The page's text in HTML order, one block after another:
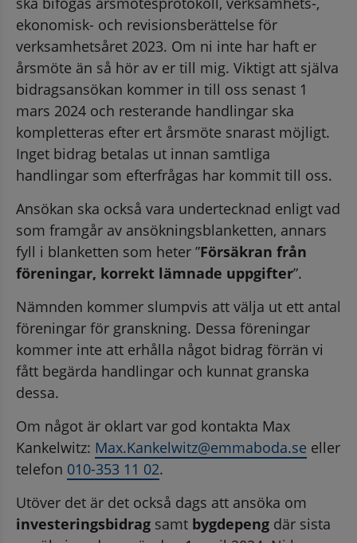
ekonomisk- och revisionsberättelse för
verksamhetsåret 2023. Om ni inte har haft er
årsmöte än så hör av er till mig. Viktigt att själva
bidragsansökan kommer in till oss senast 1
mars 2024 och resterande handlingar ska
kompletteras efter ert årsmöte snarast möjligt.
Inget bidrag betalas ut innan samtliga
handlingar som efterfrågas har kommit till oss.
Ansökan ska också vara undertecknad enligt vad
som framgår av ansökningsblanketten, annars
fyll i blanketten som heter ”Försäkran från
föreningar, korrekt lämnade uppgifter”.
Nämnden kommer slumpvis att välja ut ett antal
föreningar för granskning. Dessa föreningar
kommer inte att erhålla något bidrag förrän vi
fått begärda handlingar och kunnat granska
dessa.
Om något är oklart var god kontakta Max
Kankelwitz: Max.Kankelwitz@emmaboda.se eller
telefon 010-353 11 02.
investeringsbidrag samt bygdepeng där sista